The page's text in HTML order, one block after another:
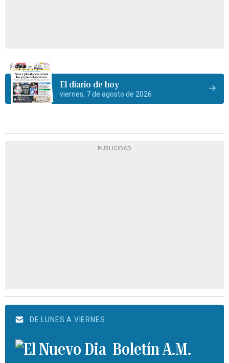
El diario de hoy
viernes, 7 de agosto de 2026
PUBLICIDAD
DE LUNES A VIERNES
Boletín A.M.